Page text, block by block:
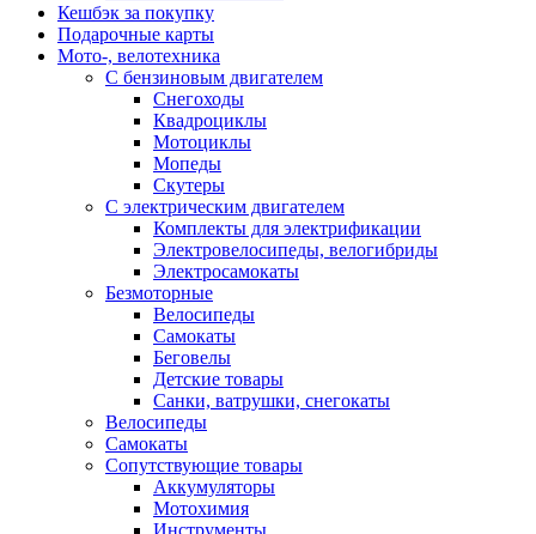
Кешбэк за покупку
Подарочные карты
Мото-, велотехника
С бензиновым двигателем
Снегоходы
Квадроциклы
Мотоциклы
Мопеды
Скутеры
С электрическим двигателем
Комплекты для электрификации
Электровелосипеды, велогибриды
Электросамокаты
Безмоторные
Велосипеды
Самокаты
Беговелы
Детские товары
Санки, ватрушки, снегокаты
Велосипеды
Самокаты
Сопутствующие товары
Аккумуляторы
Мотохимия
Инструменты